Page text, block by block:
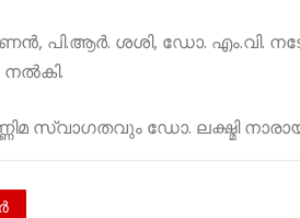
പി.ആർ. ശശി, ഡോ. എം.വി.
സ്വാഗതവും ഡോ. ലക്ഷ്മി